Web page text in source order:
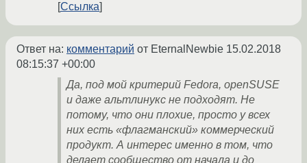
Ссылка
Ответ на: комментарий от EternalNewbie 15.02.2018
08:15:37 +00:00
Да, под мой критерий Fedora, openSUSE
и даже альтлинукс не подходят. Не
потому, что они плохие, просто у всех
них есть «флагманский» коммерческий
продукт. А интерес именно в том, что
делает сообщество от начала и до